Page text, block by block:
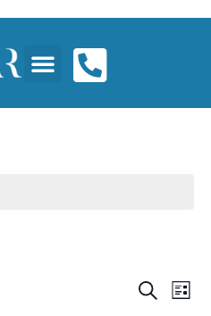
BUSCAR
LISTA